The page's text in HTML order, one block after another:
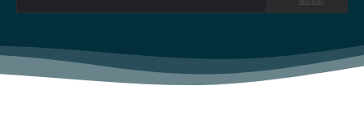
Sing up for our newsletter